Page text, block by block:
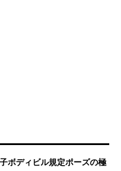
ボディビル規定ポーズの極